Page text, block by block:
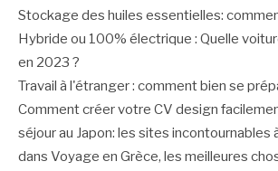
Stockage des huiles essentielles:
Hybride ou 100% électrique : Quelle
en 2023 ?
Travail à l'étranger : comment bien se
Comment créer votre CV design
séjour au Japon: les sites incontournables
dans Voyage en Grèce, les meilleures